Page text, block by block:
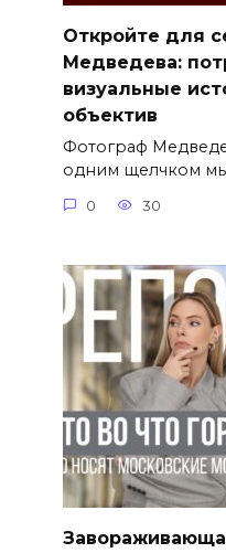
Откройте для
Медведева:
визуальные
объектив
Фотограф
одним щелчком
0 30